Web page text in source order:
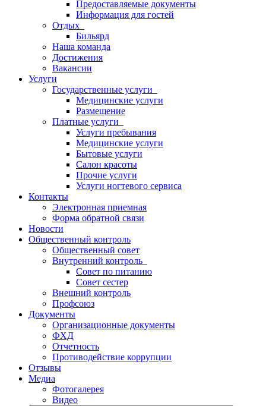
Предоставляемые документы
Информация для гостей
Отдых
Бильярд
Наша команда
Достижения
Вакансии
Услуги
Государственные услуги
Медицинские услуги
Размещение
Платные услуги
Услуги пребывания
Медицинские услуги
Бытовые услуги
Салон красоты
Прочие услуги
Услуги ногтевого сервиса
Контакты
Электронная приемная
Форма обратной связи
Новости
Общественный контроль
Общественный совет
Внутренний контроль
Совет по питанию
Совет сестер
Внешний контроль
Профсоюз
Документы
Организационные документы
ФХД
Отчетность
Противодействие коррупции
Отзывы
Медиа
Фотогалерея
Видео